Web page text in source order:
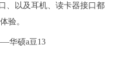
、以及耳机、读卡器接口都
验。